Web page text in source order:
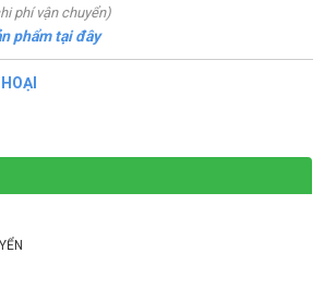
phí vận chuyển)
phẩm tại đây